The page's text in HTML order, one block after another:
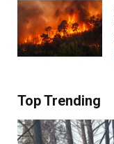
Top Trending